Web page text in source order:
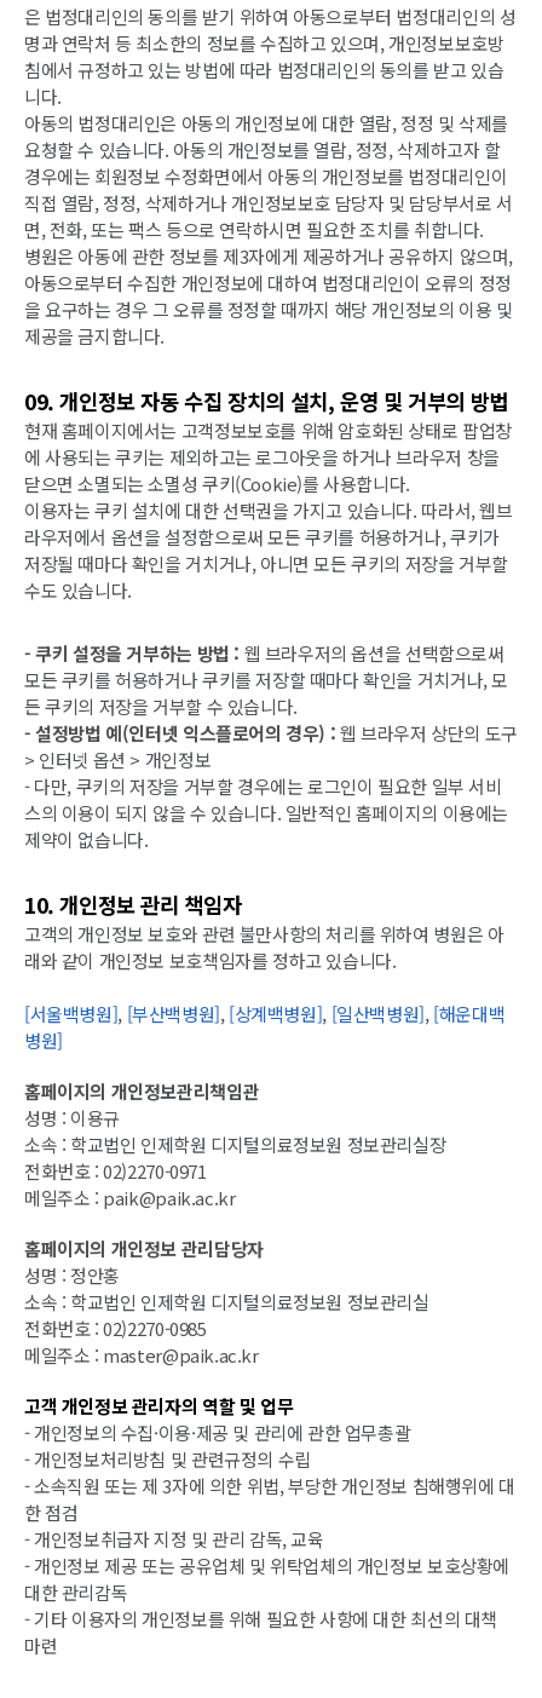
은 법정대리인의 동의를 받기 위하여 아동으로부터 법정대리인의 성
명과 연락처 등 최소한의 정보를 수집하고 있으며, 개인정보보호방
침에서 규정하고 있는 방법에 따라 법정대리인의 동의를 받고 있습
니다.
아동의 법정대리인은 아동의 개인정보에 대한 열람, 정정 및 삭제를
요청할 수 있습니다. 아동의 개인정보를 열람, 정정, 삭제하고자 할
경우에는 회원정보 수정화면에서 아동의 개인정보를 법정대리인이
직접 열람, 정정, 삭제하거나 개인정보보호 담당자 및 담당부서로 서
면, 전화, 또는 팩스 등으로 연락하시면 필요한 조치를 취합니다.
병원은 아동에 관한 정보를 제3자에게 제공하거나 공유하지 않으며,
아동으로부터 수집한 개인정보에 대하여 법정대리인이 오류의 정정
을 요구하는 경우 그 오류를 정정할 때까지 해당 개인정보의 이용 및
제공을 금지합니다.
09. 개인정보 자동 수집 장치의 설치, 운영 및 거부의 방법
현재 홈페이지에서는 고객정보보호를 위해 암호화된 상태로 팝업창
에 사용되는 쿠키는 제외하고는 로그아웃을 하거나 브라우저 창을
닫으면 소멸되는 소멸성 쿠키(Cookie)를 사용합니다.
이용자는 쿠키 설치에 대한 선택권을 가지고 있습니다. 따라서, 웹브
라우저에서 옵션을 설정함으로써 모든 쿠키를 허용하거나, 쿠키가
저장될 때마다 확인을 거치거나, 아니면 모든 쿠키의 저장을 거부할
수도 있습니다.
- 쿠키 설정을 거부하는 방법 : 웹 브라우저의 옵션을 선택함으로써
모든 쿠키를 허용하거나 쿠키를 저장할 때마다 확인을 거치거나, 모
든 쿠키의 저장을 거부할 수 있습니다.
- 설정방법 예(인터넷 익스플로어의 경우) :웹 브라우저 상단의 도구
> 인터넷 옵션 > 개인정보
- 다만, 쿠키의 저장을 거부할 경우에는 로그인이 필요한 일부 서비
스의 이용이 되지 않을 수 있습니다. 일반적인 홈페이지의 이용에는
제약이 없습니다.
10. 개인정보 관리 책임자
고객의 개인정보 보호와 관련 불만사항의 처리를 위하여 병원은 아
래와 같이 개인정보 보호책임자를 정하고 있습니다.
[서울백병원], [부산백병원], [상계백병원], [일산백병원], [해운대백
병원]
홈페이지의 개인정보관리책임관
성명 : 이용규
소속 : 학교법인 인제학원 디지털의료정보원 정보관리실장
전화번호 : 02)2270-0971
메일주소 : paik@paik.ac.kr
홈페이지의 개인정보 관리담당자
성명 : 정안홍
소속 : 학교법인 인제학원 디지털의료정보원 정보관리실
전화번호 : 02)2270-0985
메일주소 : master@paik.ac.kr
고객 개인정보 관리자의 역할 및 업무
- 개인정보의 수집·이용·제공 및 관리에 관한 업무총괄
- 개인정보처리방침 및 관련규정의 수립
- 소속직원 또는 제 3자에 의한 위법, 부당한 개인정보 침해행위에 대
한 점검
- 개인정보취급자 지정 및 관리 감독, 교육
- 개인정보 제공 또는 공유업체 및 위탁업체의 개인정보 보호상황에
대한 관리감독
- 기타 이용자의 개인정보를 위해 필요한 사항에 대한 최선의 대책
마련